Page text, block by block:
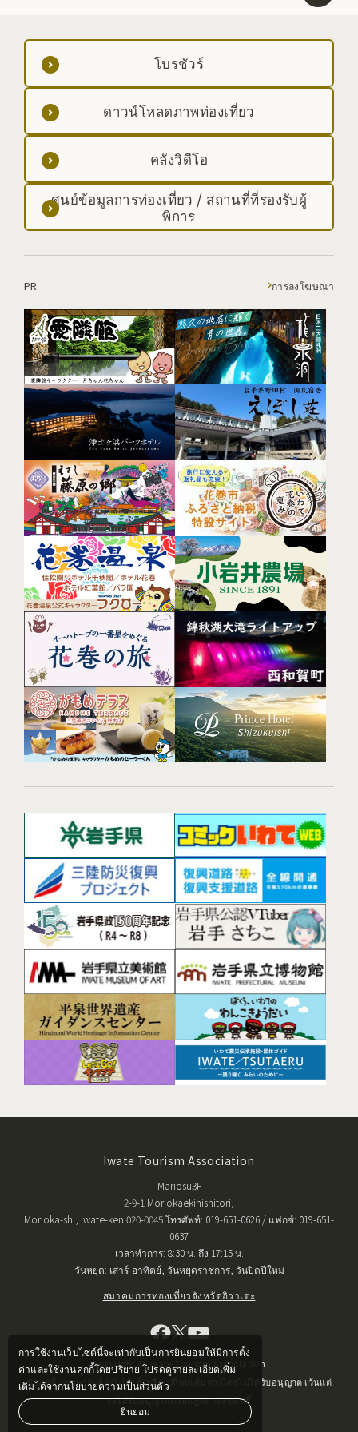
การใช้งานเว็บไซต์นี้จะเท่ากับเป็นการยินยอมให้มีการตั้ง
ค่าและใช้งานคุกกี้โดยปริยาย โปรดดูรายละเอียดเพิ่ม
เติมได้จากนโยบายความเป็นส่วนตัว
ยินยอม
โบรชัวร์
ดาวน์โหลดภาพท่องเที่ยว
คลังวิดีโอ
ศูนย์ข้อมูลการท่องเที่ยว / สถานที่ที่รองรับผู้
พิการ
PR การลงโฆษณา
Iwate Tourism Association
Mariosu3F
2-9-1 Moriokaekinishitori,
Morioka-shi, Iwate-ken 020-0045 โทรศัพท์: 019-651-0626 / แฟกซ์: 019-651-
0637
เวลาทำการ: 8:30 น. ถึง 17:15 น.
วันหยุด: เสาร์-อาทิตย์, วันหยุดราชการ, วันปิดปีใหม่
สมาคมการท่องเที่ยวจังหวัดอิวาเตะ
Copyright © Iwate Tourism Association
ข้อมูลที่เผยแพร่จะต้องไม่ทำซ้ำหรือเปลี่ยนเส้นทางโดยไม่ได้รับอนุญาต เว้นแต่
จะได้รับอนุญาตตามกฎหมายลิขสิทธิ์